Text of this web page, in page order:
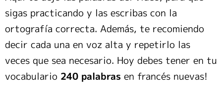
sigas practicando y las escribas con la
ortografía correcta. Además, te recomiendo
decir cada una en voz alta y repetirlo las
veces que sea necesario. Hoy debes tener en tu
vocabulario 240 palabras en francés nuevas!